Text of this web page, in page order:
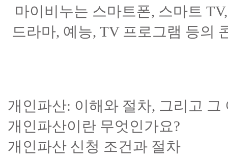
마이비누는 스마트폰, 스마트
드라마, 예능, TV 프로그램 등의
개인파산: 이해와 절차, 그리고 그
개인파산이란 무엇인가요?
개인파산 신청 조건과 절차